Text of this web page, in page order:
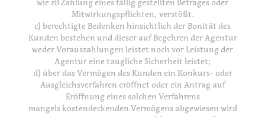
wie zB Zahlung eines fällig gestellten Betrages oder
Mitwirkungspflichten, verstößt.
c) berechtigte Bedenken hinsichtlich der Bonität des
Kunden bestehen und dieser auf Begehren der Agentur
weder Vorauszahlungen leistet noch vor Leistung der
Agentur eine taugliche Sicherheit leistet;
d) über das Vermögen des Kunden ein Konkurs- oder
Ausgleichsverfahren eröffnet oder ein Antrag auf
Eröffnung eines solchen Verfahrens
mangels kostendeckenden Vermögens abgewiesen wird